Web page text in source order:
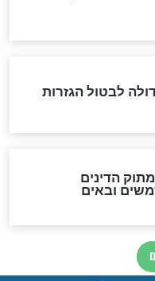
את הקץ?
המשיח?
תהיה אפיקורסות
מאוד של